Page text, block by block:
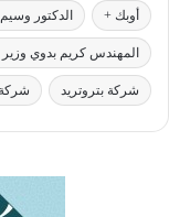
أوبك + الدكتور
المهندس كريم بدوي وزير
شركة بتروتريد